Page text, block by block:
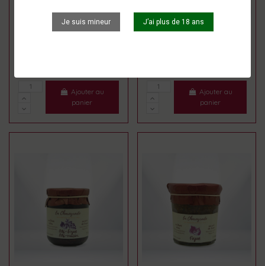
Je suis mineur J’ai plus de 18 ans
Ajouter au
panier
Ajouter au
panier